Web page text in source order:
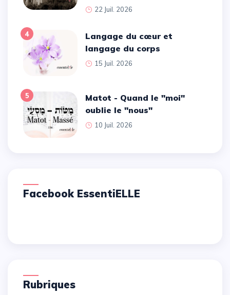
22 Juil. 2026
4
Langage du cœur et
langage du corps
15 Juil. 2026
5
Matot - Quand le ''moi''
oublie le ''nous''
10 Juil. 2026
Facebook EssentiELLE
Rubriques